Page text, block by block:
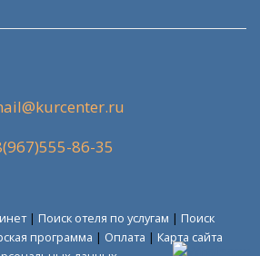
86-35
| Поиск отеля по услугам | Поиск
программа | Оплата | Карта сайта